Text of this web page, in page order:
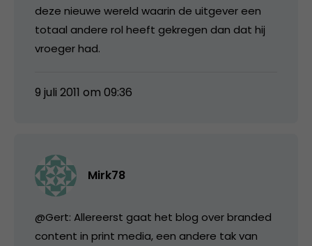
deze nieuwe wereld waarin de uitgever een
totaal andere rol heeft gekregen dan dat hij
vroeger had.
9 juli 2011 om 09:36
Mirk78
@Gert: Allereerst gaat het blog over branded
content in print media, een andere tak van